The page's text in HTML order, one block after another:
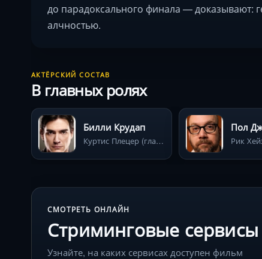
до парадоксального финала — доказывают:
алчностью.
АКТЁРСКИЙ СОСТАВ
В главных ролях
Билли Крудап
Куртис Плецер (главный визионер и инициатор создания реактивного пояса)
Пол
СМОТРЕТЬ ОНЛАЙН
Стриминговые сервисы
Узнайте, на каких сервисах доступен фильм